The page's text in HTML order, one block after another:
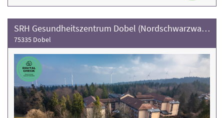
SRH Gesundheitszentrum Dobel (Nordschwarzwald)
75335 Dobel